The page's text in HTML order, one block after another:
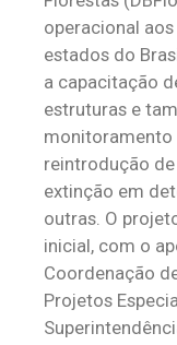
operacional
estados do
a capacitação
estruturas e
monitoramento
reintrodução
extinção em
outras. O
inicial, com o
Coordenação
Projetos